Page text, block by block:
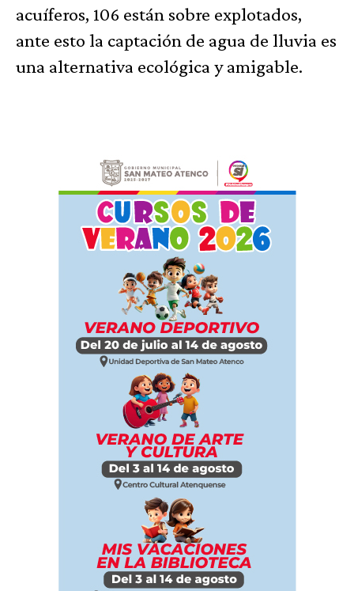
acuíferos, 106 están sobre explotados,
ante esto la captación de agua de lluvia es
una alternativa ecológica y amigable.